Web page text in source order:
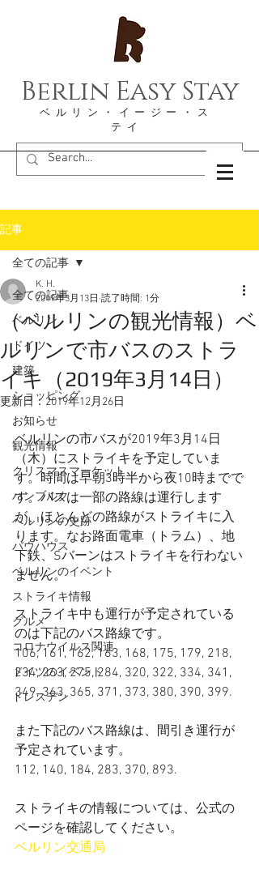
Berlin Easy Stay
​ベルリン・イージー・ス
テイ
記事
全ての記事
ベルリン
ドイツ
建築
ショッピング
お知らせ
観光情報
クリスマスマーケット
ハンブルク
ベルリンの史跡
バウハウス
ベルリンのイベント
ストライキ情報
グルメ
コロナウイルス関連
ドイツのイベント
ドレスデン
全ての記事
（ベルリンの観光情報）ベ
ルリンで市バスのストラ
イキ（2019年3月14日）
K. H.
2019年3月13日 読了時間: 1分
更新日： 2019年12月26日
ベルリンの市バスが2019年3月14日
（木）にストライキを予定していま
す。時間は早朝3時半から夜10時までで
す。バスは一部の路線は運行します
が、ほとんどの路線がストライキに入
ります。なお路面電車（トラム）、地
下鉄、Sバーンはストライキを行わない
ません。
ストライキ中も運行が予定されている
のは下記のバス路線です。
106, 161, 162, 163, 168, 175, 179, 218,
234, 263, 275, 284, 320, 322, 334, 341,
349, 363, 365, 371, 373, 380, 390, 399.
また下記のバス路線は、間引き運行が
予定されています。
112, 140, 184, 283, 370, 893.
ストライキの情報については、公式の
ページを確認してください。
ベルリン交通局